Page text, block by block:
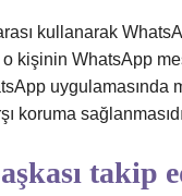
kullanarak
o kişinin WhatsApp
uygulamasında
koruma
takip